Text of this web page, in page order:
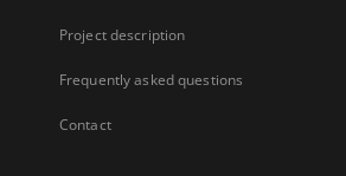
Project description
Frequently asked questions
Contact